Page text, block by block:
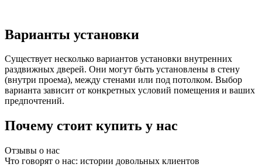
Варианты установки
Существует несколько вариантов установки внутренних
раздвижных дверей. Они могут быть установлены в стену
(внутри проема), между стенами или под потолком. Выбор
варианта зависит от конкретных условий помещения и ваших
предпочтений.
Почему стоит купить у нас
Отзывы о нас
Что говорят о нас: истории довольных клиентов